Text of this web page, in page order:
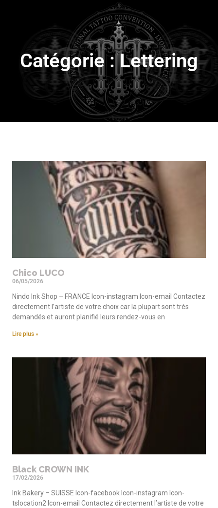
Catégorie : Lettering
Chico LUCO
06/05/2026
Nindo Ink Shop – FRANCE Icon-instagram Icon-email Contactez
directement l’artiste de votre choix car la plupart sont très
demandés et auront planifié leurs rendez-vous en
Lire plus »
Black CROWN INK
17/02/2026
Ink Bakery – SUISSE Icon-facebook Icon-instagram Icon-
tslocation2 Icon-email Contactez directement l’artiste de votre